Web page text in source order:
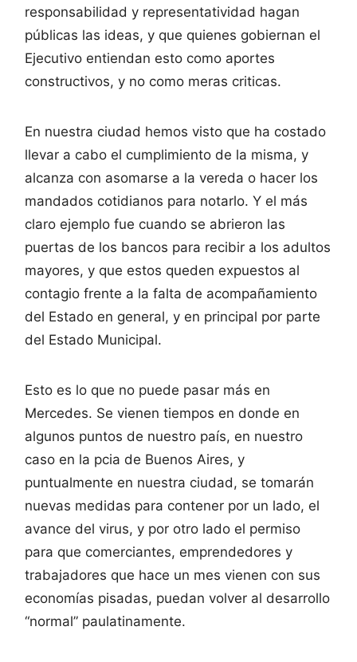
responsabilidad y representatividad hagan
públicas las ideas, y que quienes gobiernan el
Ejecutivo entiendan esto como aportes
constructivos, y no como meras criticas.
En nuestra ciudad hemos visto que ha costado
llevar a cabo el cumplimiento de la misma, y
alcanza con asomarse a la vereda o hacer los
mandados cotidianos para notarlo. Y el más
claro ejemplo fue cuando se abrieron las
puertas de los bancos para recibir a los adultos
mayores, y que estos queden expuestos al
contagio frente a la falta de acompañamiento
del Estado en general, y en principal por parte
del Estado Municipal.
Esto es lo que no puede pasar más en
Mercedes. Se vienen tiempos en donde en
algunos puntos de nuestro país, en nuestro
caso en la pcia de Buenos Aires, y
puntualmente en nuestra ciudad, se tomarán
nuevas medidas para contener por un lado, el
avance del virus, y por otro lado el permiso
para que comerciantes, emprendedores y
trabajadores que hace un mes vienen con sus
economías pisadas, puedan volver al desarrollo
“normal” paulatinamente.